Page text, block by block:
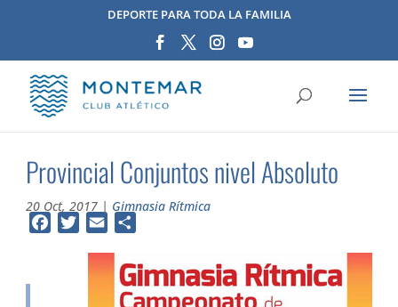
DEPORTE PARA TODA LA FAMILIA
Provincial Conjuntos nivel Absoluto
20 Oct, 2017 | Gimnasia Rítmica
FacebookTwitterEmail